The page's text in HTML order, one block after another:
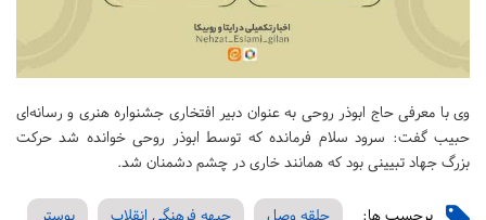
وی با معرفی حاج ابوذر روحی به عنوان دبیر افتخاری جشنواره هنری و رسانه‌ای
حبیب گفت: سرود سلام فرمانده که توسط ابوذر روحی خوانده شد حرکت
بزرگ جهاد تبیینی بود که همانند خاری در چشم دشمنان شد.
برچسب ها: حلقه وصل جبهه فرهنگی انقلاب
پوستر